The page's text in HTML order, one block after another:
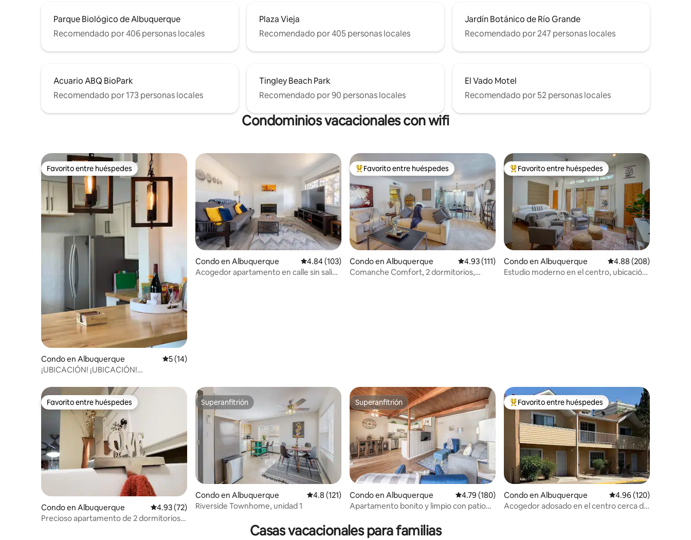
Parque Biológico de Albuquerque
Recomendado por 406 personas locales
Plaza Vieja
Recomendado por 405 personas locales
Jardín Botánico de Río Grande
Recomendado por 247 personas locales
Acuario ABQ BioPark
Recomendado por 173 personas locales
Tingley Beach Park
Recomendado por 90 personas locales
El Vado Motel
Recomendado por 52 personas locales
Condominios vacacionales con wifi
Favorito entre huéspedes
Favorito entre huéspedes
Condo en Albuquerque Calificación promedio: 5 de 5, 14 reseñas
5 (14)
¡UBICACIÓN! ¡UBICACIÓN!
EL CENTRO DE LA CIUDAD
Condo en Albuquerque Calificación promedio: 4.84 de 5, 103 reseñas
4.84 (103)
Acogedor apartamento en calle sin salida
Favorito entre huéspedes preferido
Favorito entre huéspedes
Condo en Albuquerque Calificación promedio: 4.93 de 5, 111 reseñas
4.93 (111)
Comanche Comfort, 2 dormitorios,
Favorito entre huéspedes preferido
Favorito entre huéspedes
Condo en Albuquerque Calificación promedio:
4.88 (208)
Estudio moderno en el centro, ubicación
Favorito entre huéspedes
Favorito entre huéspedes
Condo en Albuquerque Calificación promedio: 4.93 de 5, 72 reseñas
4.93 (72)
Precioso apartamento de 2 dormitorios
Superanfitrión
Superanfitrión
Condo en Albuquerque Calificación promedio: 4.8 de 5, 121 reseñas
4.8 (121)
Riverside Townhome, unidad 1
Superanfitrión
Superanfitrión
Condo en Albuquerque Calificación promedio: 4.79 de 5, 180 reseñas
4.79 (180)
Apartamento bonito y limpio con patio
Favorito entre huéspedes preferido
Favorito entre huéspedes
Condo en Albuquerque Calificación promedio:
4.96 (120)
Acogedor adosado en el centro cerca del
Casas vacacionales para familias